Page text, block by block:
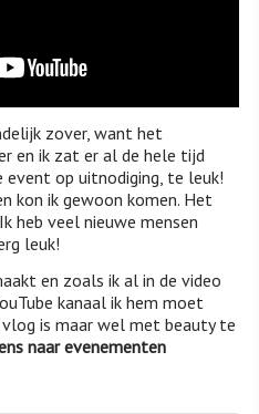
zover, want het
en ik zat er al de hele tijd
op uitnodiging, te leuk!
kon ik gewoon komen. Het
heb veel nieuwe mensen
leuk!
en zoals ik al in de video
kanaal ik hem moet
is maar wel met beauty te
naar evenementen